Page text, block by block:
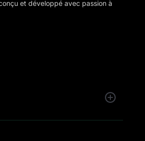
et développé avec passion à